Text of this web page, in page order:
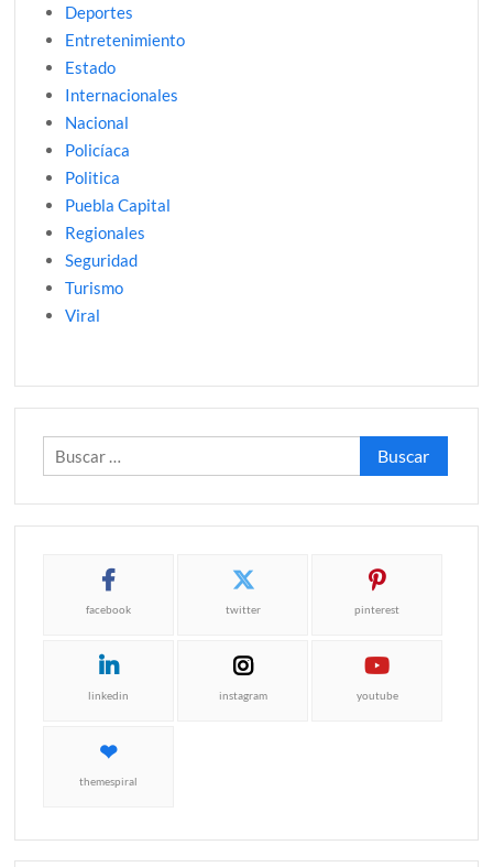
Deportes
Entretenimiento
Estado
Internacionales
Nacional
Policíaca
Politica
Puebla Capital
Regionales
Seguridad
Turismo
Viral
Buscar:
facebook twitter pinterest
linkedin instagram youtube
themespiral